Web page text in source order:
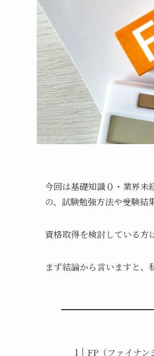
今回は基礎知識０・業界未
の、試験勉強方法や受験結
資格取得を検討している方
まず結論から言いますと、
FP（ファイナン